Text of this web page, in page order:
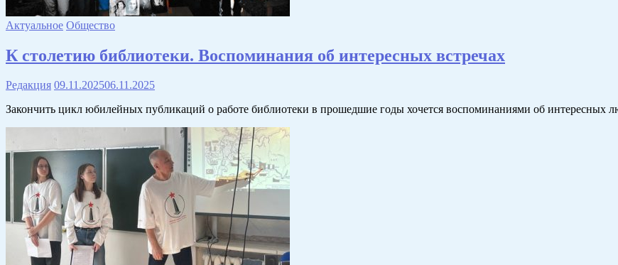
Актуальное Общество
К столетию библиотеки. Воспоминания об интересных встречах
Редакция 09.11.202506.11.2025
Закончить цикл юбилейных публикаций о работе библиотеки в прошедшие годы хочется воспоминаниями об интересных